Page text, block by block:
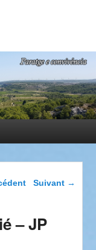
e Convivència
dans les
Suivant →
– JP